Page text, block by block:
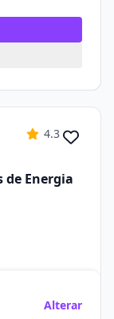
4.3
de Energia
Alterar